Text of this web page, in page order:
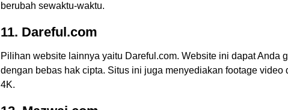
berubah sewaktu-waktu.
11. Dareful.com
Pilihan website lainnya yaitu Dareful.com. Website ini dapat Anda
dengan bebas hak cipta. Situs ini juga menyediakan footage
4K.